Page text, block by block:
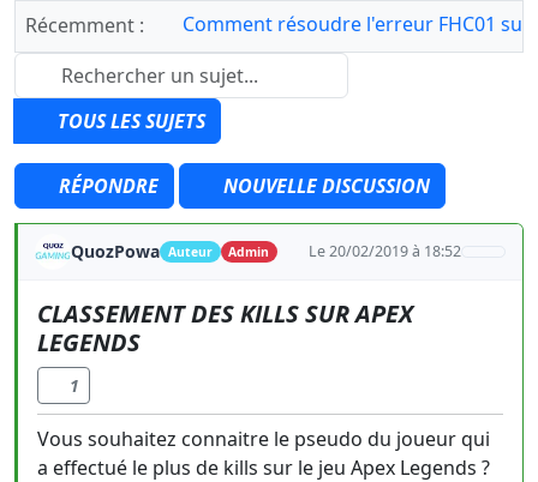
Récemment :
Comment résoudre l'erreur FHC01 sur
TOUS LES SUJETS
RÉPONDRE NOUVELLE DISCUSSION
QuozPowa Auteur Admin Le 20/02/2019 à 18:52
CLASSEMENT DES KILLS SUR APEX
LEGENDS
1
Vous souhaitez connaitre le pseudo du joueur qui
a effectué le plus de kills sur le jeu Apex Legends ?